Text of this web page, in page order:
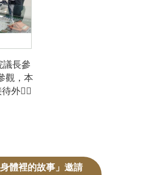
議長參
觀，本
待外賓〪
體裡的故事」邀請